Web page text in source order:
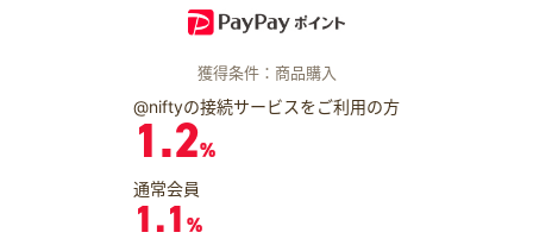
獲得条件：商品購入
@niftyの接続サービスをご利用の方
1.2%
通常会員
1.1 %